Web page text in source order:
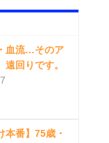
血流…そのア
遠回りです。
本番】75歳・